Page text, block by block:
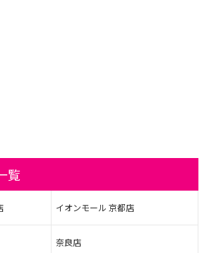
覧
イオンモール 京都店
奈良店